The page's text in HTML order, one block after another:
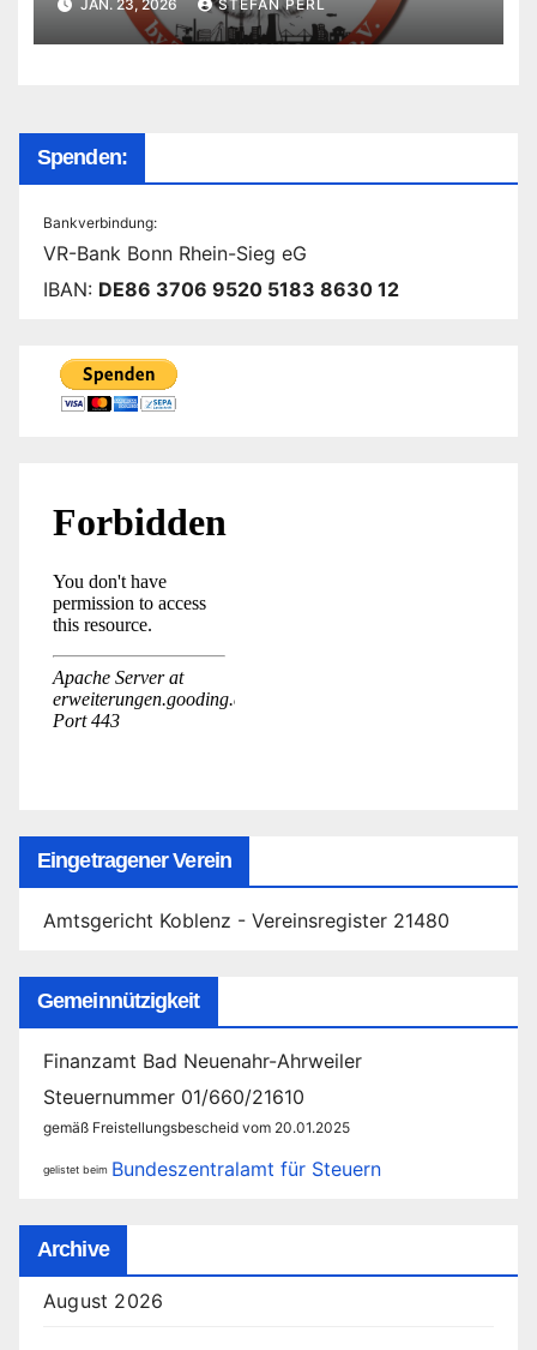
JAN. 23, 2026 STEFAN PERL
Spenden:
Bankverbindung:
VR-Bank Bonn Rhein-Sieg eG
IBAN: DE86 3706 9520 5183 8630 12
Eingetragener Verein
Amtsgericht Koblenz - Vereinsregister 21480
Gemeinnützigkeit
Finanzamt Bad Neuenahr-Ahrweiler
Steuernummer 01/660/21610
gemäß Freistellungsbescheid vom 20.01.2025
gelistet beim Bundeszentralamt für Steuern
Archive
August 2026